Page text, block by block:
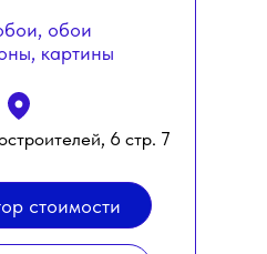
стоимости
6 стр. 7
обои
картины